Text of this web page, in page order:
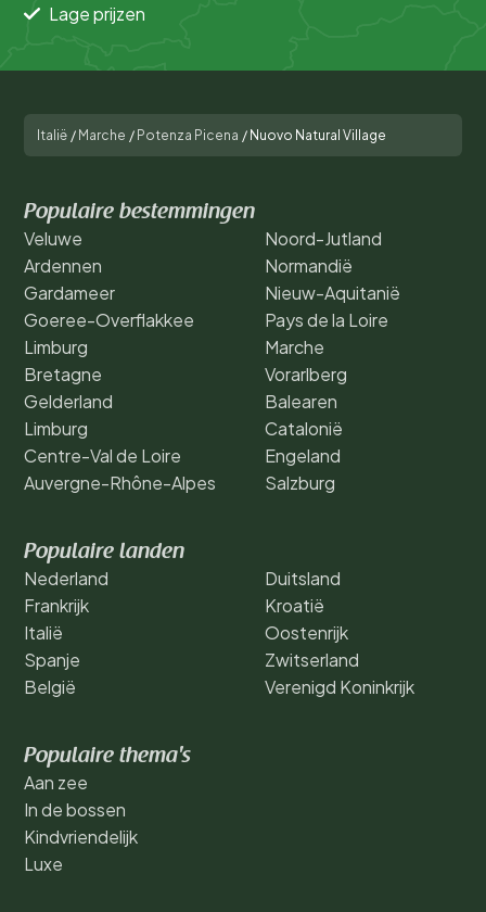
Lage prijzen
Italië / Marche / Potenza Picena / Nuovo Natural Village
Populaire bestemmingen
Veluwe
Ardennen
Gardameer
Goeree-Overflakkee
Limburg
Bretagne
Gelderland
Limburg
Centre-Val de Loire
Auvergne-Rhône-Alpes
Noord-Jutland
Normandië
Nieuw-Aquitanië
Pays de la Loire
Marche
Vorarlberg
Balearen
Catalonië
Engeland
Salzburg
Populaire landen
Nederland
Frankrijk
Italië
Spanje
België
Duitsland
Kroatië
Oostenrijk
Zwitserland
Verenigd Koninkrijk
Populaire thema's
Aan zee
In de bossen
Kindvriendelijk
Luxe